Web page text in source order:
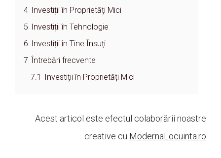
4
Investiții în Proprietăți Mici
5
Investiții în Tehnologie
6
Investiții în Tine Însuți
7
Întrebări frecvente
7.1
Investiții în Proprietăți Mici
Acest articol este efectul colaborării noastre
creative cu ModernaLocuinta.ro